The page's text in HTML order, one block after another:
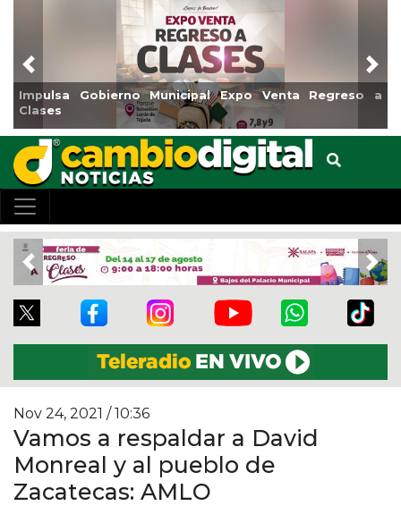
Municipal Expo Venta Regreso a
Reabrirá
Previous
Previous
Nov 24, 2021 / 10:36
Vamos a respaldar a David
Monreal y al pueblo de
Zacatecas: AMLO